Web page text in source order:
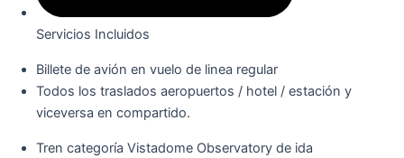
Servicios Incluidos
Billete de avión en vuelo de linea regular
Todos los traslados aeropuertos / hotel / estación y
viceversa en compartido.
Tren categoría Vistadome Observatory de ida